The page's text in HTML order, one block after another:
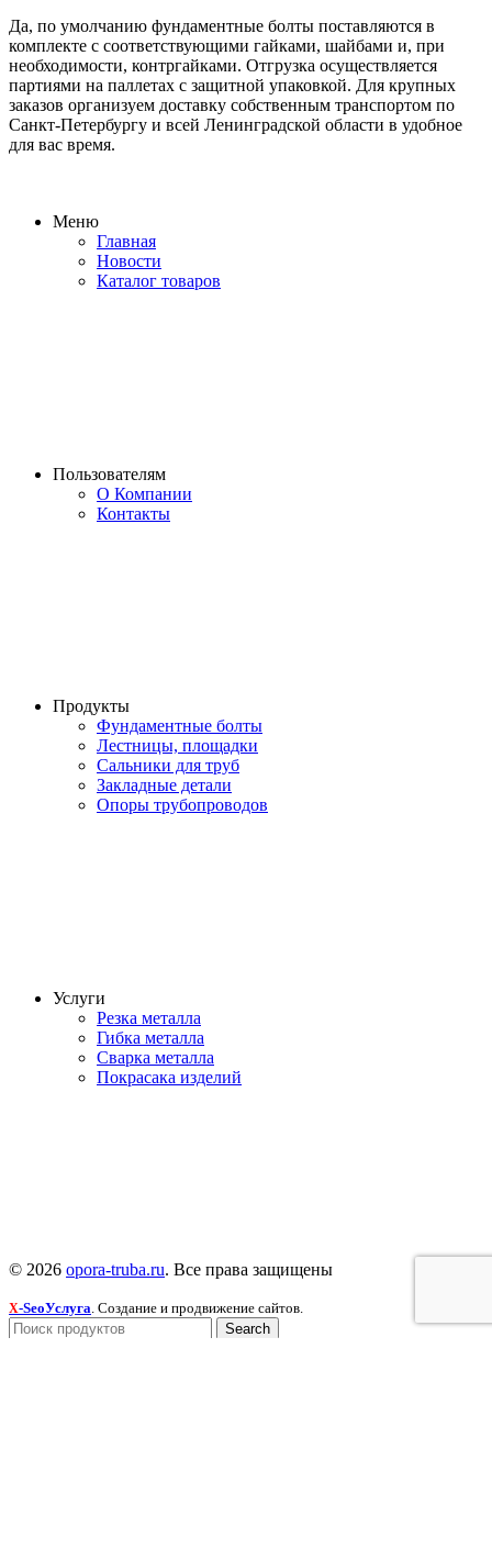
Да, по умолчанию фундаментные болты поставляются в
комплекте с соответствующими гайками, шайбами и, при
необходимости, контргайками. Отгрузка осуществляется
партиями на паллетах с защитной упаковкой. Для крупных
заказов организуем доставку собственным транспортом по
Санкт-Петербургу и всей Ленинградской области в удобное
для вас время.
Меню
Главная
Новости
Каталог товаров
Пользователям
О Компании
Контакты
Продукты
Фундаментные болты
Лестницы, площадки
Сальники для труб
Закладные детали
Опоры трубопроводов
Услуги
Резка металла
Гибка металла
Сварка металла
Покрасака изделий
© 2026 opora-truba.ru. Все права защищены
X-SeoУслуга. Создание и продвижение сайтов.
Search